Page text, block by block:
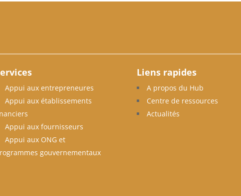
Appui aux entrepreneures
Appui aux établissements
Appui aux fournisseurs
Appui aux ONG et
gouvernementaux
Liens rapides
A propos du Hub
Centre de ressources
Actualités